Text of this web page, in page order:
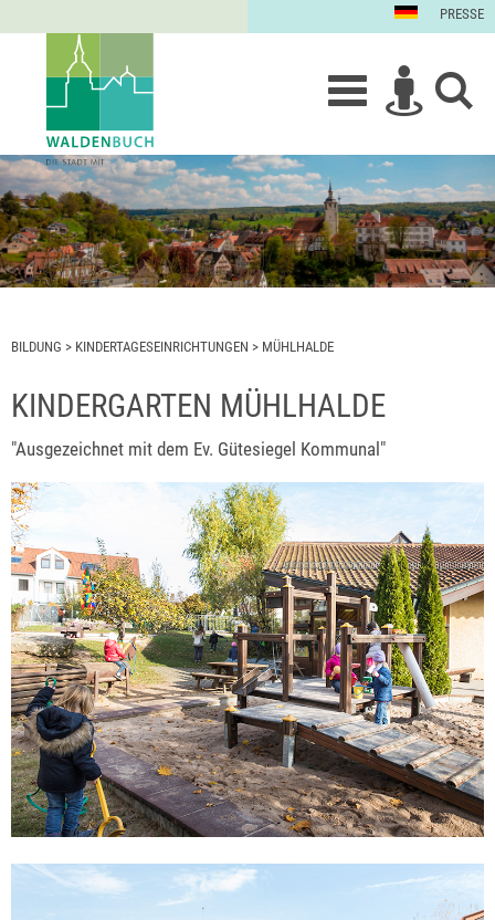
PRESSE
BILDUNG > KINDERTAGESEINRICHTUNGEN > MÜHLHALDE
KINDERGARTEN MÜHLHALDE
"Ausgezeichnet mit dem Ev. Gütesiegel Kommunal"